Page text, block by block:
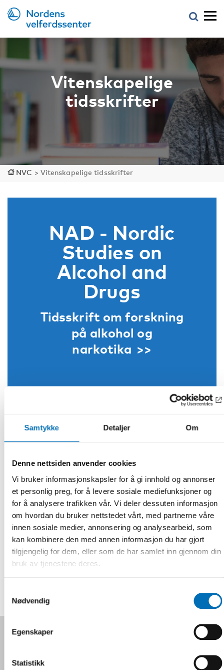
Samtykke Detaljer Om
Denne nettsiden anvender cookies
Vi bruker informasjonskapsler for å gi innhold og annonser
et personlig preg, for å levere sosiale mediefunksjoner og
for å analysere trafikken vår. Vi deler dessuten informasjon
om hvordan du bruker nettstedet vårt, med partnerne våre
innen sosiale medier, annonsering og analysearbeid, som
kan kombinere den med annen informasjon du har gjort
tilgjengelig for dem, eller som de har samlet inn gjennom din
bruk av tjenestene deres.
Nødvendig
Egenskaper
Statistikk
Vitenskapelige
tidsskrifter
NVC > Vitenskapelige tidsskrifter
NAD - Nordic
Studies on
Alcohol and
Drugs
Tidsskrift om forskning
på alkohol og
narkotika
Nordisk
| Nordic Welfare
Research
Tidsskrift om
velferdspolitikk
Følg oss på sosiale medier: